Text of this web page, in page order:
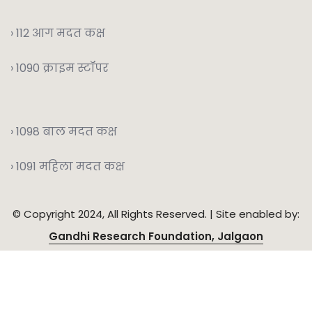
› 112 आग मदत कक्ष
› 1090 क्राइम स्टॉपर
› 1098 बाल मदत कक्ष
› 1091 महिला मदत कक्ष
© Copyright 2024, All Rights Reserved. | Site enabled by:
Gandhi Research Foundation, Jalgaon